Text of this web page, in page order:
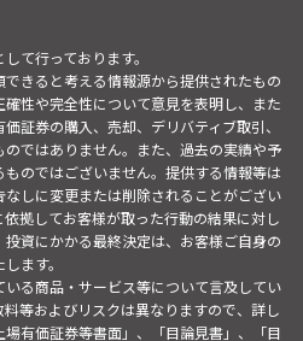
て行っております。
きると考える情報源から提供されたもの
性や完全性について意見を表明し、また
証券の購入、売却、デリバティブ取引、
ではありません。また、過去の実績や予
のではございません。提供する情報等は
しに変更または削除されることがござい
拠してお客様が取った行動の結果に対し
資にかかる最終決定は、お客様ご自身の
ます。
る商品・サービス等について言及してい
等およびリスクは異なりますので、詳し
有価証券等書面」、「目論見書」、「目